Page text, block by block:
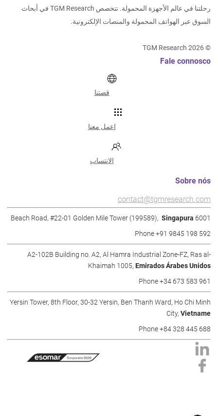
رحلتنا في عالم الأجهزة المحمولة. تتخصص TGM Research في أبحاث
السوق عبر الهواتف المحمولة والمنصات الإلكترونية.
©
2026
Fale connosco
قصتنا
اعمل معنا
الانتساب
Sobre nós
contact@tgmresearch.com
6001 Beach Road, #22-01 Golden Mile Tower (199589),
Singapura
Phone +91 9845 198 592
A2-102B Building no. A2, Al Hamra Industrial Zone-FZ, Ras al-
Khaimah 1005, Emirados Árabes Unidos
Phone +34 673 583 961
Yersin Tower, 8th Floor, 30-32 Yersin, Ben Thanh Ward, Ho Chi Minh
City, Vietname
Phone +84 328 445 688